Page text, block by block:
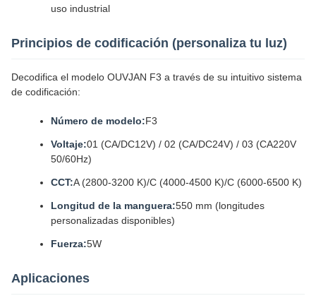
uso industrial
Principios de codificación (personaliza tu luz)
Decodifica el modelo OUVJAN F3 a través de su intuitivo sistema
de codificación:
Número de modelo:F3
Voltaje:01 (CA/DC12V) / 02 (CA/DC24V) / 03 (CA220V
50/60Hz)
CCT:A (2800-3200 K)/C (4000-4500 K)/C (6000-6500 K)
Longitud de la manguera:550 mm (longitudes
personalizadas disponibles)
Fuerza:5W
Aplicaciones